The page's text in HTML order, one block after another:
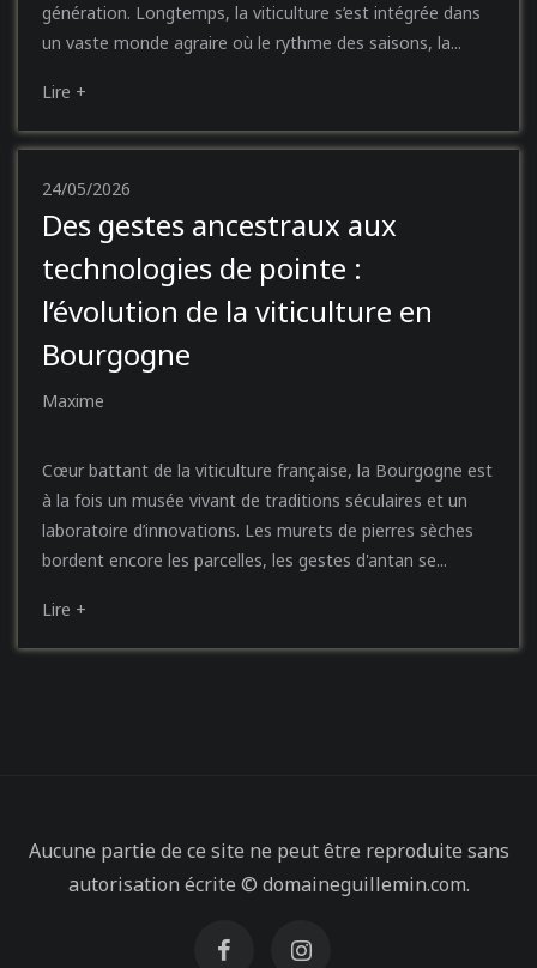
génération. Longtemps, la viticulture s’est intégrée dans
un vaste monde agraire où le rythme des saisons, la...
Lire +
24/05/2026
Des gestes ancestraux aux
technologies de pointe :
l’évolution de la viticulture en
Bourgogne
Maxime
Cœur battant de la viticulture française, la Bourgogne est
à la fois un musée vivant de traditions séculaires et un
laboratoire d’innovations. Les murets de pierres sèches
bordent encore les parcelles, les gestes d'antan se...
Lire +
Aucune partie de ce site ne peut être reproduite sans
autorisation écrite © domaineguillemin.com.